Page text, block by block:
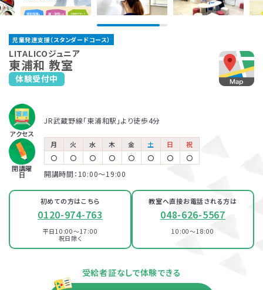
児童発達支援
放課後等デイサービス
資料・体験授業のお問い合わせ
児童発達支援（スタンダードコース）
LITALICOジュニア
東浦和 教室
体験受付中
アクセス
JR武蔵野線「東浦和駅」より徒歩4分
開講曜
日
月 火 水 木 金 土 日
祝
〇
〇 〇 〇 〇 〇 〇 〇
開講時間：10:00〜19:00
初めての方はこちら
0120-974-763
平日10:00～17:00
祝日除く
教室へ直接お電話される方は
048-626-5567
10:00～18:00
受給者証なしで体験できる
保育所等訪問支援とは、児童福祉法に基づくサービスで、児童
発達支援や放課後等デイサービスと同じ「障害児通所支援」の
一つです。保育所（保育園）や幼稚園、小学校など、お子さまが
サポートします。
LITALICOジュニアでは、保護者さま向けのサービス「ペアレ
ントトレーニング」というプログラムを提供しています。ペアレ
ントトレーニングとは子育てのイライラを軽減し、自分もお子さ
ログラムです。
お持ちの方がご利用いただけます。
LITALICOジュニア
JR埼京線「戸田公園駅」より徒歩12分
国際興業バス「上戸田地域交流センター」 バス停より徒歩6分（戸田公園方面
からお越しの方）
国際興業バス「公団前」バス停より徒歩4分（西川口方面からお越しの方）
与野教室
JR京浜東北線「与野駅」より徒歩3分
パーソナルコース
100％自己負担で完全マンツーマンの
発達支援が受けられる教室
LITALICOジュニア
浦和教室
JR「浦和駅」より徒歩5分
LITALICOジュニア
わらび教室
JR「蕨駅」西口より徒歩2分
LITALICOジュニア
埼玉高速鉄道「鳩ヶ谷駅」より徒歩7分
LITALICOジュニア
戸田公園教室
JR埼京線「戸田公園駅」より徒歩12分
国際興業バス「公団前」バス停より徒歩4分（西川口方面からお越しの方）
LITALICOジュニア
与野教室
JR京浜東北線「与野駅」より徒歩3分